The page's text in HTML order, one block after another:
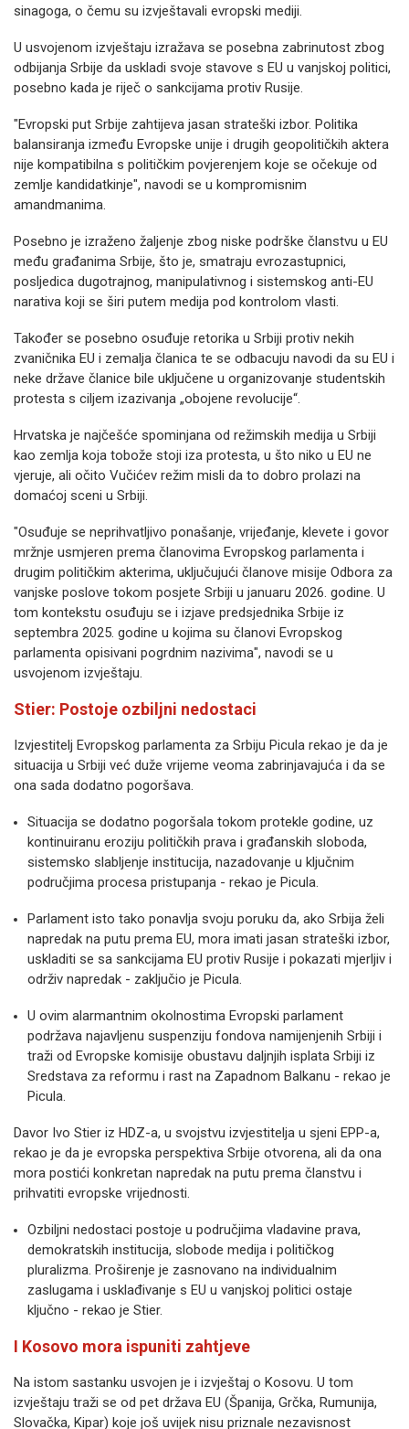
sinagoga, o čemu su izvještavali evropski mediji.
U usvojenom izvještaju izražava se posebna zabrinutost zbog
odbijanja Srbije da uskladi svoje stavove s EU u vanjskoj politici,
posebno kada je riječ o sankcijama protiv Rusije.
"Evropski put Srbije zahtijeva jasan strateški izbor. Politika
balansiranja između Evropske unije i drugih geopolitičkih aktera
nije kompatibilna s političkim povjerenjem koje se očekuje od
zemlje kandidatkinje", navodi se u kompromisnim
amandmanima.
Posebno je izraženo žaljenje zbog niske podrške članstvu u EU
među građanima Srbije, što je, smatraju evrozastupnici,
posljedica dugotrajnog, manipulativnog i sistemskog anti-EU
narativa koji se širi putem medija pod kontrolom vlasti.
Također se posebno osuđuje retorika u Srbiji protiv nekih
zvaničnika EU i zemalja članica te se odbacuju navodi da su EU i
neke države članice bile uključene u organizovanje studentskih
protesta s ciljem izazivanja „obojene revolucije“.
Hrvatska je najčešće spominjana od režimskih medija u Srbiji
kao zemlja koja tobože stoji iza protesta, u što niko u EU ne
vjeruje, ali očito Vučićev režim misli da to dobro prolazi na
domaćoj sceni u Srbiji.
"Osuđuje se neprihvatljivo ponašanje, vrijeđanje, klevete i govor
mržnje usmjeren prema članovima Evropskog parlamenta i
drugim političkim akterima, uključujući članove misije Odbora za
vanjske poslove tokom posjete Srbiji u januaru 2026. godine. U
tom kontekstu osuđuju se i izjave predsjednika Srbije iz
septembra 2025. godine u kojima su članovi Evropskog
parlamenta opisivani pogrdnim nazivima", navodi se u
usvojenom izvještaju.
Stier: Postoje ozbiljni nedostaci
Izvjestitelj Evropskog parlamenta za Srbiju Picula rekao je da je
situacija u Srbiji već duže vrijeme veoma zabrinjavajuća i da se
ona sada dodatno pogoršava.
Situacija se dodatno pogoršala tokom protekle godine, uz
kontinuiranu eroziju političkih prava i građanskih sloboda,
sistemsko slabljenje institucija, nazadovanje u ključnim
područjima procesa pristupanja - rekao je Picula.
Parlament isto tako ponavlja svoju poruku da, ako Srbija želi
napredak na putu prema EU, mora imati jasan strateški izbor,
uskladiti se sa sankcijama EU protiv Rusije i pokazati mjerljiv i
održiv napredak - zaključio je Picula.
U ovim alarmantnim okolnostima Evropski parlament
podržava najavljenu suspenziju fondova namijenjenih Srbiji i
traži od Evropske komisije obustavu daljnjih isplata Srbiji iz
Sredstava za reformu i rast na Zapadnom Balkanu - rekao je
Picula.
Davor Ivo Stier iz HDZ-a, u svojstvu izvjestitelja u sjeni EPP-a,
rekao je da je evropska perspektiva Srbije otvorena, ali da ona
mora postići konkretan napredak na putu prema članstvu i
prihvatiti evropske vrijednosti.
Ozbiljni nedostaci postoje u područjima vladavine prava,
demokratskih institucija, slobode medija i političkog
pluralizma. Proširenje je zasnovano na individualnim
zaslugama i usklađivanje s EU u vanjskoj politici ostaje
ključno - rekao je Stier.
I Kosovo mora ispuniti zahtjeve
Na istom sastanku usvojen je i izvještaj o Kosovu. U tom
izvještaju traži se od pet država EU (Španija, Grčka, Rumunija,
Slovačka, Kipar) koje još uvijek nisu priznale nezavisnost